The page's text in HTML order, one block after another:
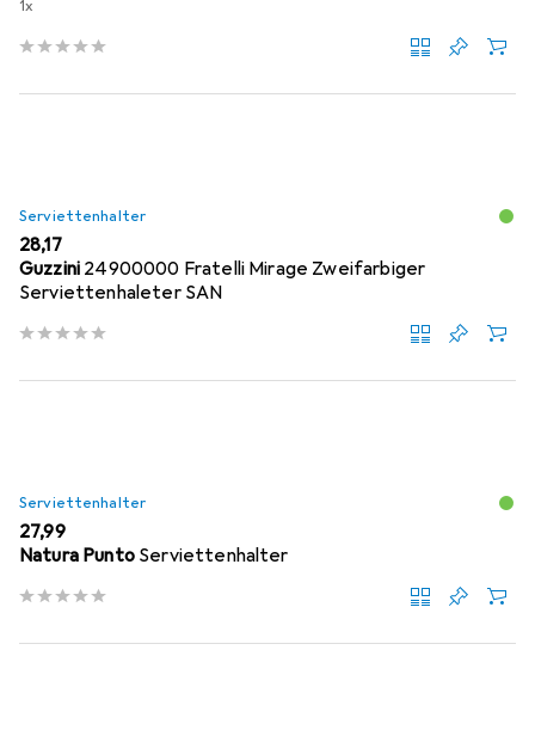
1x
Serviettenhalter
EUR
28,17
Guzzini 24900000 Fratelli Mirage Zweifarbiger
Serviettenhaleter SAN
Serviettenhalter
EUR
27,99
Natura Punto Serviettenhalter